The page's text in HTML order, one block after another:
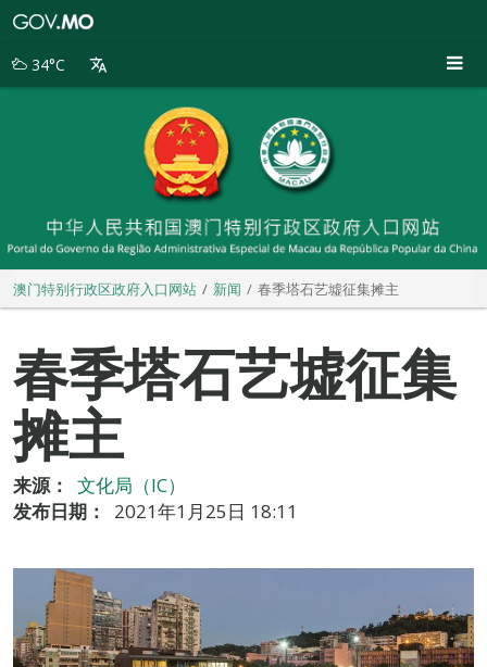
别
34°C
澳门特别行政区政府入口网站 新闻 春季塔石艺墟征集摊主
春季塔石艺墟征集
摊主
来源：
文化局（IC）
发布日期：
2021年1月25日 18:11